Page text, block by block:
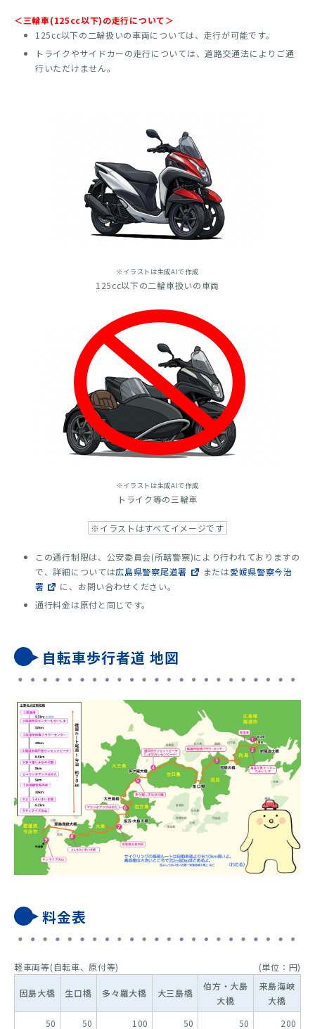
＜三輪車(125cc以下)の走行について＞
125cc以下の二輪扱いの車両については、走行が可能です。
トライクやサイドカーの走行については、道路交通法によりご通
行いただけません。
※イラストは生成AIで作成
125cc以下の二輪車扱いの車両
※イラストは生成AIで作成
トライク等の三輪車
※イラストはすべてイメージです
この通行制限は、公安委員会(所轄警察)により行われておりますの
で、詳細については広島県警察尾道署 または愛媛県警察今治
署
に、お問い合わせください。
通行料金は原付と同じです。
自転車歩行者道 地図
料金表
軽車両等(自転車、原付等) (単位：円)
因島大橋 生口橋 多々羅大橋 大三島橋
伯方・大島
大橋
来島海峡
大橋
50
50 100 50 50 200